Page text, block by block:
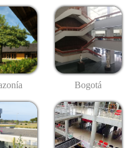
Bogotá